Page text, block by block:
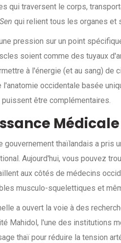
qui traversent le corps,
Sen qui relient tous les organes et
pression sur un point
soient comme des tuyaux
à l'énergie (et au sang) de
occidentale basée
être complémentaires.
gouvernement thaïlandais a pris
Aujourd'hui, vous pouvez
aux côtés de médecins
musculo-squelettiques et
a ouvert la voie à des
Mahidol, l'une des institutions
thaï pour réduire la tension